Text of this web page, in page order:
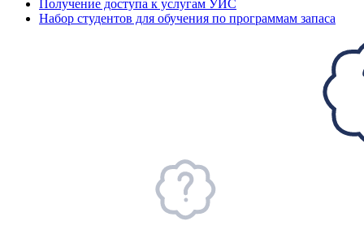
Получение доступа к услугам УИС
Набор студентов для обучения по программам запаса